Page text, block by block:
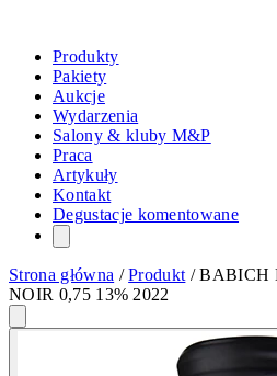
Produkty
Pakiety
Aukcje
Wydarzenia
Salony & kluby M&P
Praca
Artykuły
Kontakt
Degustacje komentowane
Strona główna /Produkt /BABICH
NOIR 0,75 13% 2022